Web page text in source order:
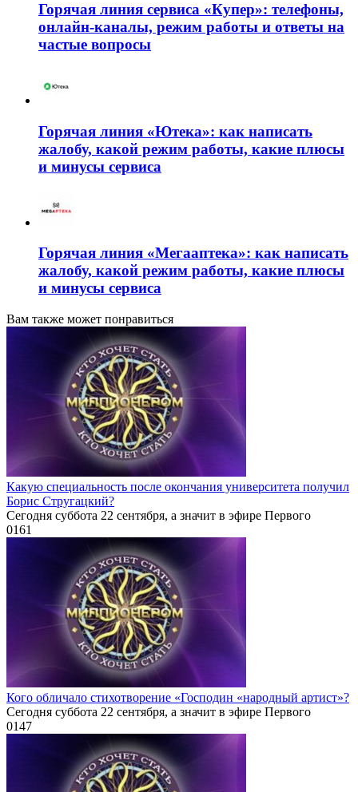
Горячая линия сервиса «Купер»: телефоны,
онлайн-каналы, режим работы и ответы на
частые вопросы
Горячая линия «Ютека»: как написать
жалобу, какой режим работы, какие плюсы
и минусы сервиса
Горячая линия «Мегааптека»: как написать
жалобу, какой режим работы, какие плюсы
и минусы сервиса
Вам также может понравиться
Какую специальность после окончания университета получил
Борис Стругацкий?
Сегодня суббота 22 сентября, а значит в эфире Первого
0161
Кого обличало стихотворение «Господин «народный артист»?
Сегодня суббота 22 сентября, а значит в эфире Первого
0147